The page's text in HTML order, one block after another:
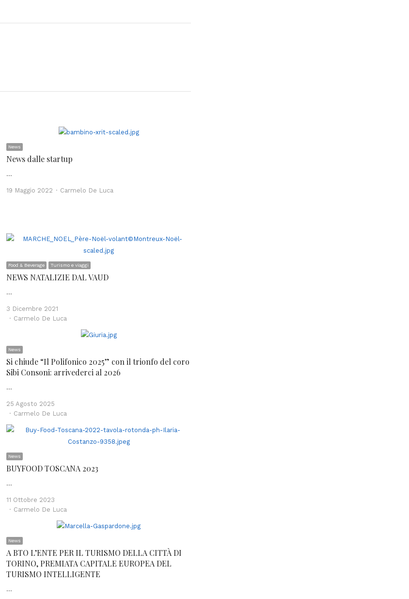
News
News dalle startup
…
19 Maggio 2022 Author
Carmelo De Luca
Food & Beverage Turismo e viaggi
NEWS NATALIZIE DAL VAUD
…
3 Dicembre 2021
Author
Carmelo De Luca
News
Si chiude “Il Polifonico 2025” con il trionfo del coro
Sibi Consoni: arrivederci al 2026
…
25 Agosto 2025
Author
Carmelo De Luca
News
BUYFOOD TOSCANA 2023
…
11 Ottobre 2023
Author
Carmelo De Luca
News
A BTO L’ENTE PER IL TURISMO DELLA CITTÀ DI
TORINO, PREMIATA CAPITALE EUROPEA DEL
TURISMO INTELLIGENTE
…